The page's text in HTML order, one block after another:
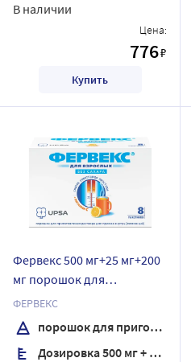
В наличии
Цена:
776₽
Купить
Фервекс 500 мг+25 мг+200
мг порошок для
приготовления раствора
для приема внутрь пакет 8
шт. вкус лимон/без сахара
ФЕРВЕКС
порошок для приготовления раствора
Дозировка 500 мг + 25 мг + 200 мг